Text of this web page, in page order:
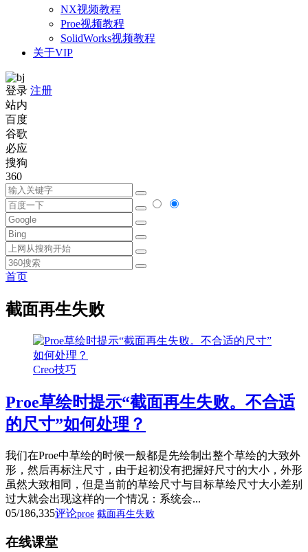
NX视频教程
Proe视频教程
SolidWorks视频教程
关于VIP
登录 注册
站内
百度
谷歌
必应
搜狗
360
首页
截面再生失败
Creo技巧
Proe草绘时提示“截面再生失败。不合适
的尺寸”如何处理？
我们在Proe中草绘的时候一般都是先绘制出整个草绘的大致外
形，然后再标注尺寸，由于起初没有把握好尺寸的大小，外形
虽然大致相同，但是当前的草绘尺寸与目标草绘尺寸大小差别
过大就会出现这样的一个情况：系统会...
05/186,335评论proe 截面再生失败
在线课堂